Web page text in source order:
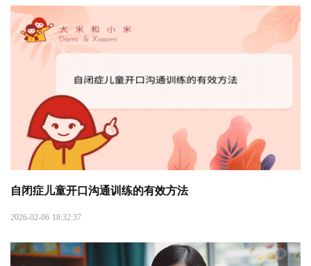
自闭症儿童开口沟通训练的有效方法
2026-02-06 18:32:37